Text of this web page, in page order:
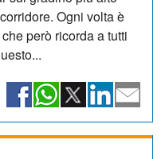
Ogni volta è
però ricorda a tutti